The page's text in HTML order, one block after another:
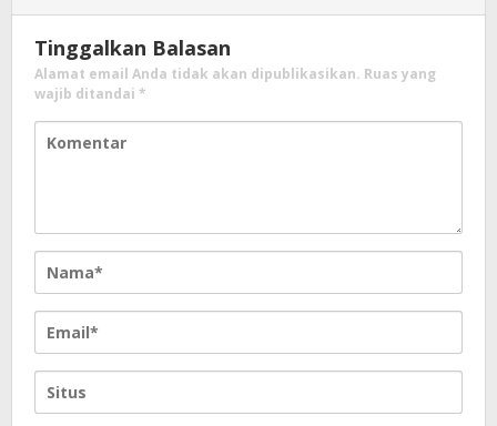
Tinggalkan Balasan
Alamat email Anda tidak akan dipublikasikan. Ruas yang
wajib ditandai *